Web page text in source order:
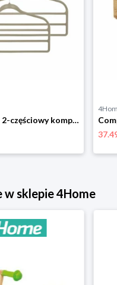
Compactor 2-częściowy komplet wieszaków na spodnie Velvet, 45 cm
w sklepie 4Home